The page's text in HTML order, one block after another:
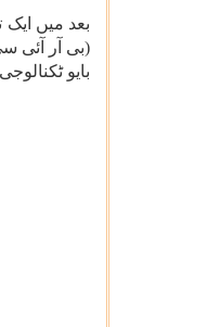
(بی آر آئی
بایو